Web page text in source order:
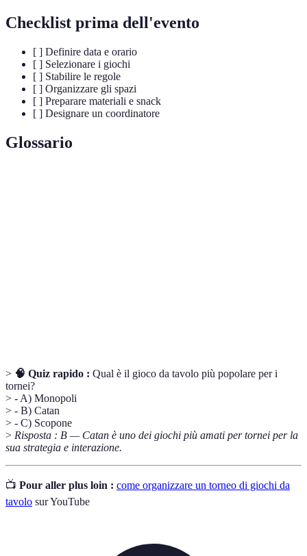
Checklist prima dell'evento
[ ] Definire data e orario
[ ] Selezionare i giochi
[ ] Stabilire le regole
[ ] Organizzare gli spazi
[ ] Preparare materiali e snack
[ ] Designare un coordinatore
Glossario
> 🧠 Quiz rapido : Qual è il gioco da tavolo più popolare per i
tornei?
> - A) Monopoli
> - B) Catan
> - C) Scopone
> Risposta : B — Catan è uno dei giochi più amati per tornei per la
sua strategia e interazione.
📺 Pour aller plus loin : come organizzare un torneo di giochi da
tavolo sur YouTube